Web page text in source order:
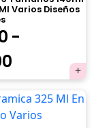
Varios Diseños
-
de
precios:
×